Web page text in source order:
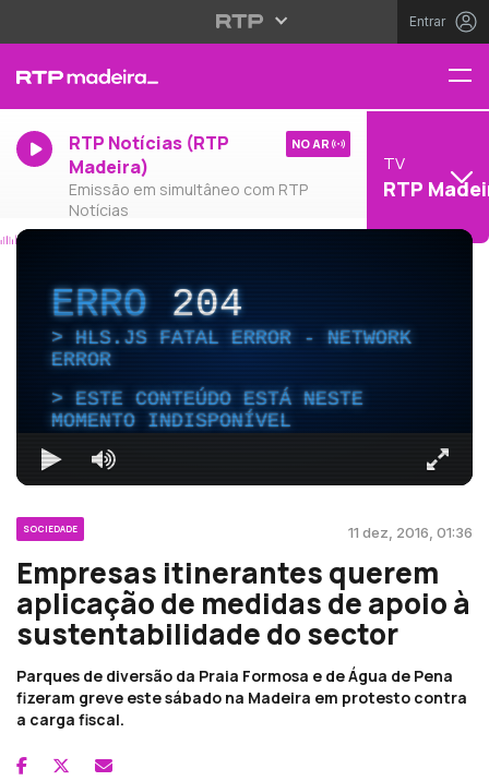
Entrar
RTP Notícias (RTP
Madeira)
Emissão em simultâneo com RTP
Notícias
NO AR
TV
RTP
ERRO204
HLS.JS FATAL ERROR - NETWORK
ERROR
ESTE CONTEÚDO ESTÁ NESTE
MOMENTO INDISPONÍVEL
SOCIEDADE 11 dez, 2016, 01:36
Empresas itinerantes querem
aplicação de medidas de apoio à
sustentabilidade do sector
Parques de diversão da Praia Formosa e de Água de Pena
fizeram greve este sábado na Madeira em protesto contra
a carga fiscal.